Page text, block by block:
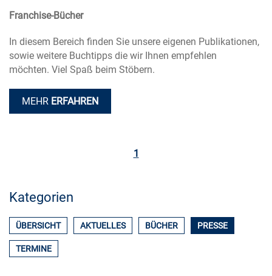
Franchise-Bücher
In diesem Bereich finden Sie unsere eigenen Publikationen,
sowie weitere Buchtipps die wir Ihnen empfehlen
möchten. Viel Spaß beim Stöbern.
MEHR ERFAHREN
1
Kategorien
ÜBERSICHT AKTUELLES BÜCHER PRESSE
TERMINE